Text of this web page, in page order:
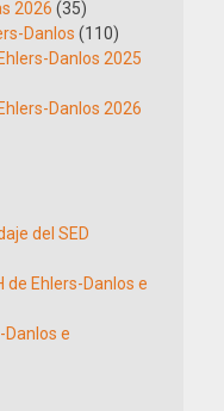
2026 (35)
Danlos (110)
Danlos 2025
Danlos 2026
del SED
de Ehlers-Danlos e
Danlos e